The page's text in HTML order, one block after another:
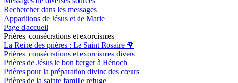
Rechercher dans les messages
Apparitions de Jésus et de Marie
Page d'accueil
Prières, consécrations et exorcismes
La Reine des prières : Le Saint Rosaire 🌹
Prières, consécrations et exorcismes divers
Prières de Jésus le bon berger à Hénoch
Prières pour la préparation divine des cœurs
Prières de la sainte famille refuge